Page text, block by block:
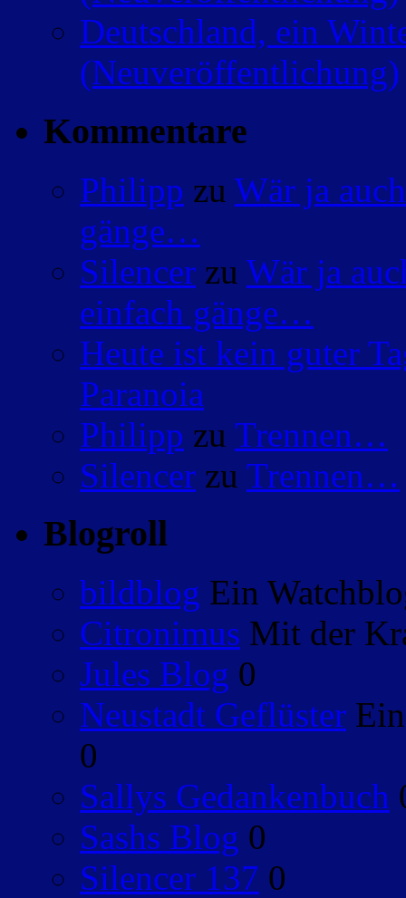
Deutschland, ein
(Neuveröffentlichung)
Kommentare
Philipp zu Wär ja
gänge…
Silencer zu Wär ja
einfach gänge…
Heute ist kein guter
Paranoia
Philipp zu Trennen…
Silencer zu Trennen…
Blogroll
bildblog Ein
Citronimus Mit der
Jules Blog 0
Neustadt Geflüster
0
Sallys Gedankenbuch
Sashs Blog 0
Silencer 137 0